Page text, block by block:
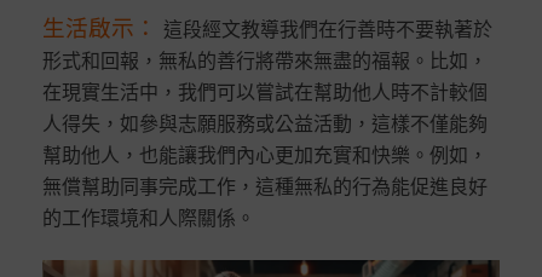
生活啟示 ：
這段經文教導我們在行善時不要執著於
形式和回報，無私的善行將帶來無盡的福報。比如，
在現實生活中，我們可以嘗試在幫助他人時不計較個
人得失，如參與志願服務或公益活動，這樣不僅能夠
幫助他人，也能讓我們內心更加充實和快樂。例如，
無償幫助同事完成工作，這種無私的行為能促進良好
的工作環境和人際關係。